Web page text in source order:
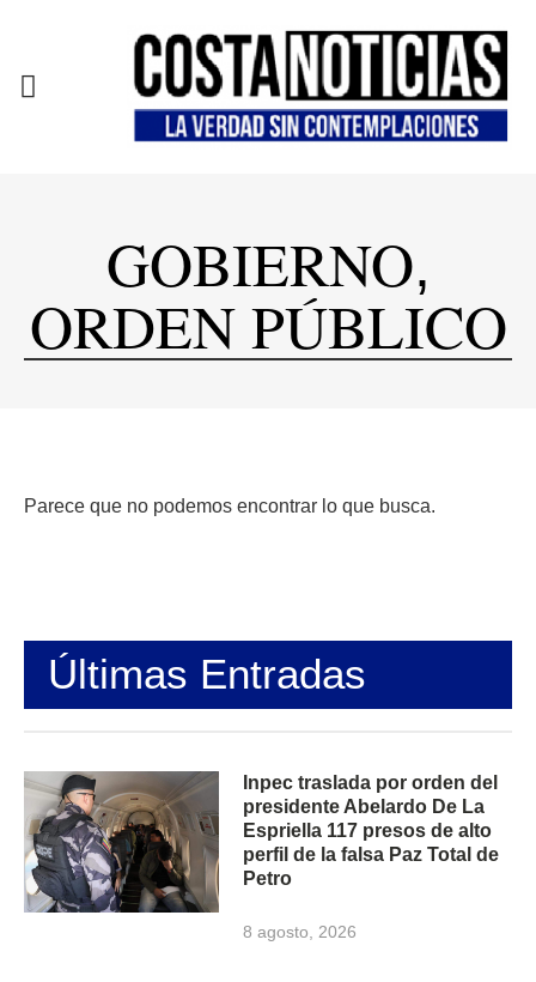
GOBIERNO,
ORDEN PÚBLICO
Parece que no podemos encontrar lo que busca.
Últimas Entradas
Inpec traslada por orden del
presidente Abelardo De La
Espriella 117 presos de alto
perfil de la falsa Paz Total de
Petro
8 agosto, 2026